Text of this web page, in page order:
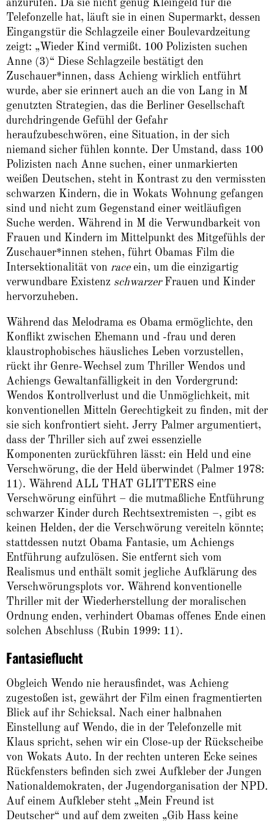
anzurufen. Da sie nicht genug Kleingeld für die
Telefonzelle hat, läuft sie in einen Supermarkt, dessen
Eingangstür die Schlagzeile einer Boulevardzeitung
zeigt: „Wieder Kind vermißt. 100 Polizisten suchen
Anne (3)“ Diese Schlagzeile bestätigt den
Zuschauer*innen, dass Achieng wirklich entführt
wurde, aber sie erinnert auch an die von Lang in M
genutzten Strategien, das die Berliner Gesellschaft
durchdringende Gefühl der Gefahr
heraufzubeschwören, eine Situation, in der sich
niemand sicher fühlen konnte. Der Umstand, dass 100
Polizisten nach Anne suchen, einer unmarkierten
weißen Deutschen, steht in Kontrast zu den vermissten
schwarzen Kindern, die in Wokats Wohnung gefangen
sind und nicht zum Gegenstand einer weitläufigen
Suche werden. Während in M die Verwundbarkeit von
Frauen und Kindern im Mittelpunkt des Mitgefühls der
Zuschauer*innen stehen, führt Obamas Film die
Intersektionalität von raceein, um die einzigartig
verwundbare Existenz schwarzerFrauen und Kinder
hervorzuheben.
Während das Melodrama es Obama ermöglichte, den
Konflikt zwischen Ehemann und -frau und deren
klaustrophobisches häusliches Leben vorzustellen,
rückt ihr Genre-Wechsel zum Thriller Wendos und
Achiengs Gewaltanfälligkeit in den Vordergrund:
Wendos Kontrollverlust und die Unmöglichkeit, mit
konventionellen Mitteln Gerechtigkeit zu finden, mit der
sie sich konfrontiert sieht. Jerry Palmer argumentiert,
dass der Thriller sich auf zwei essenzielle
Komponenten zurückführen lässt: ein Held und eine
Verschwörung, die der Held überwindet (Palmer 1978:
11). Während ALL THAT GLITTERS eine
Verschwörung einführt – die mutmaßliche Entführung
schwarzer Kinder durch Rechtsextremisten –, gibt es
keinen Helden, der die Verschwörung vereiteln könnte;
stattdessen nutzt Obama Fantasie, um Achiengs
Entführung aufzulösen. Sie entfernt sich vom
Realismus und enthält somit jegliche Aufklärung des
Verschwörungsplots vor. Während konventionelle
Thriller mit der Wiederherstellung der moralischen
Ordnung enden, verhindert Obamas offenes Ende einen
solchen Abschluss (Rubin 1999: 11).
Fantasieflucht
Obgleich Wendo nie herausfindet, was Achieng
zugestoßen ist, gewährt der Film einen fragmentierten
Blick auf ihr Schicksal. Nach einer halbnahen
Einstellung auf Wendo, die in der Telefonzelle mit
Klaus spricht, sehen wir ein Close-up der Rückscheibe
von Wokats Auto. In der rechten unteren Ecke seines
Rückfensters befinden sich zwei Aufkleber der Jungen
Nationaldemokraten, der Jugendorganisation der NPD.
Auf einem Aufkleber steht „Mein Freund ist
Deutscher“ und auf dem zweiten „Gib Hass keine